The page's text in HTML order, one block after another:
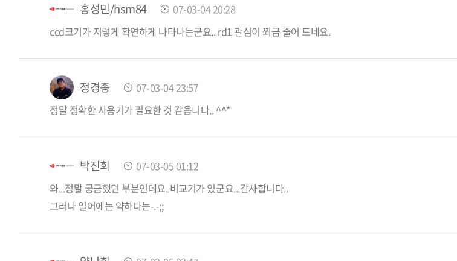
홍성민/hsm84
07-03-04 20:28
ccd크기가 저렇게 확연하게 나타나는군요.. rd1 관심이 쬐금 줄어 드네요.
정경종
07-03-04 23:57
정말 정확한 사용기가 필요한 것 같읍니다.. ^^*
박진희
07-03-05 01:12
와...정말 궁금했던 부분인데요..비교기가 있군요...감사합니다..
그러나 일어에는 약하다는-.-;;